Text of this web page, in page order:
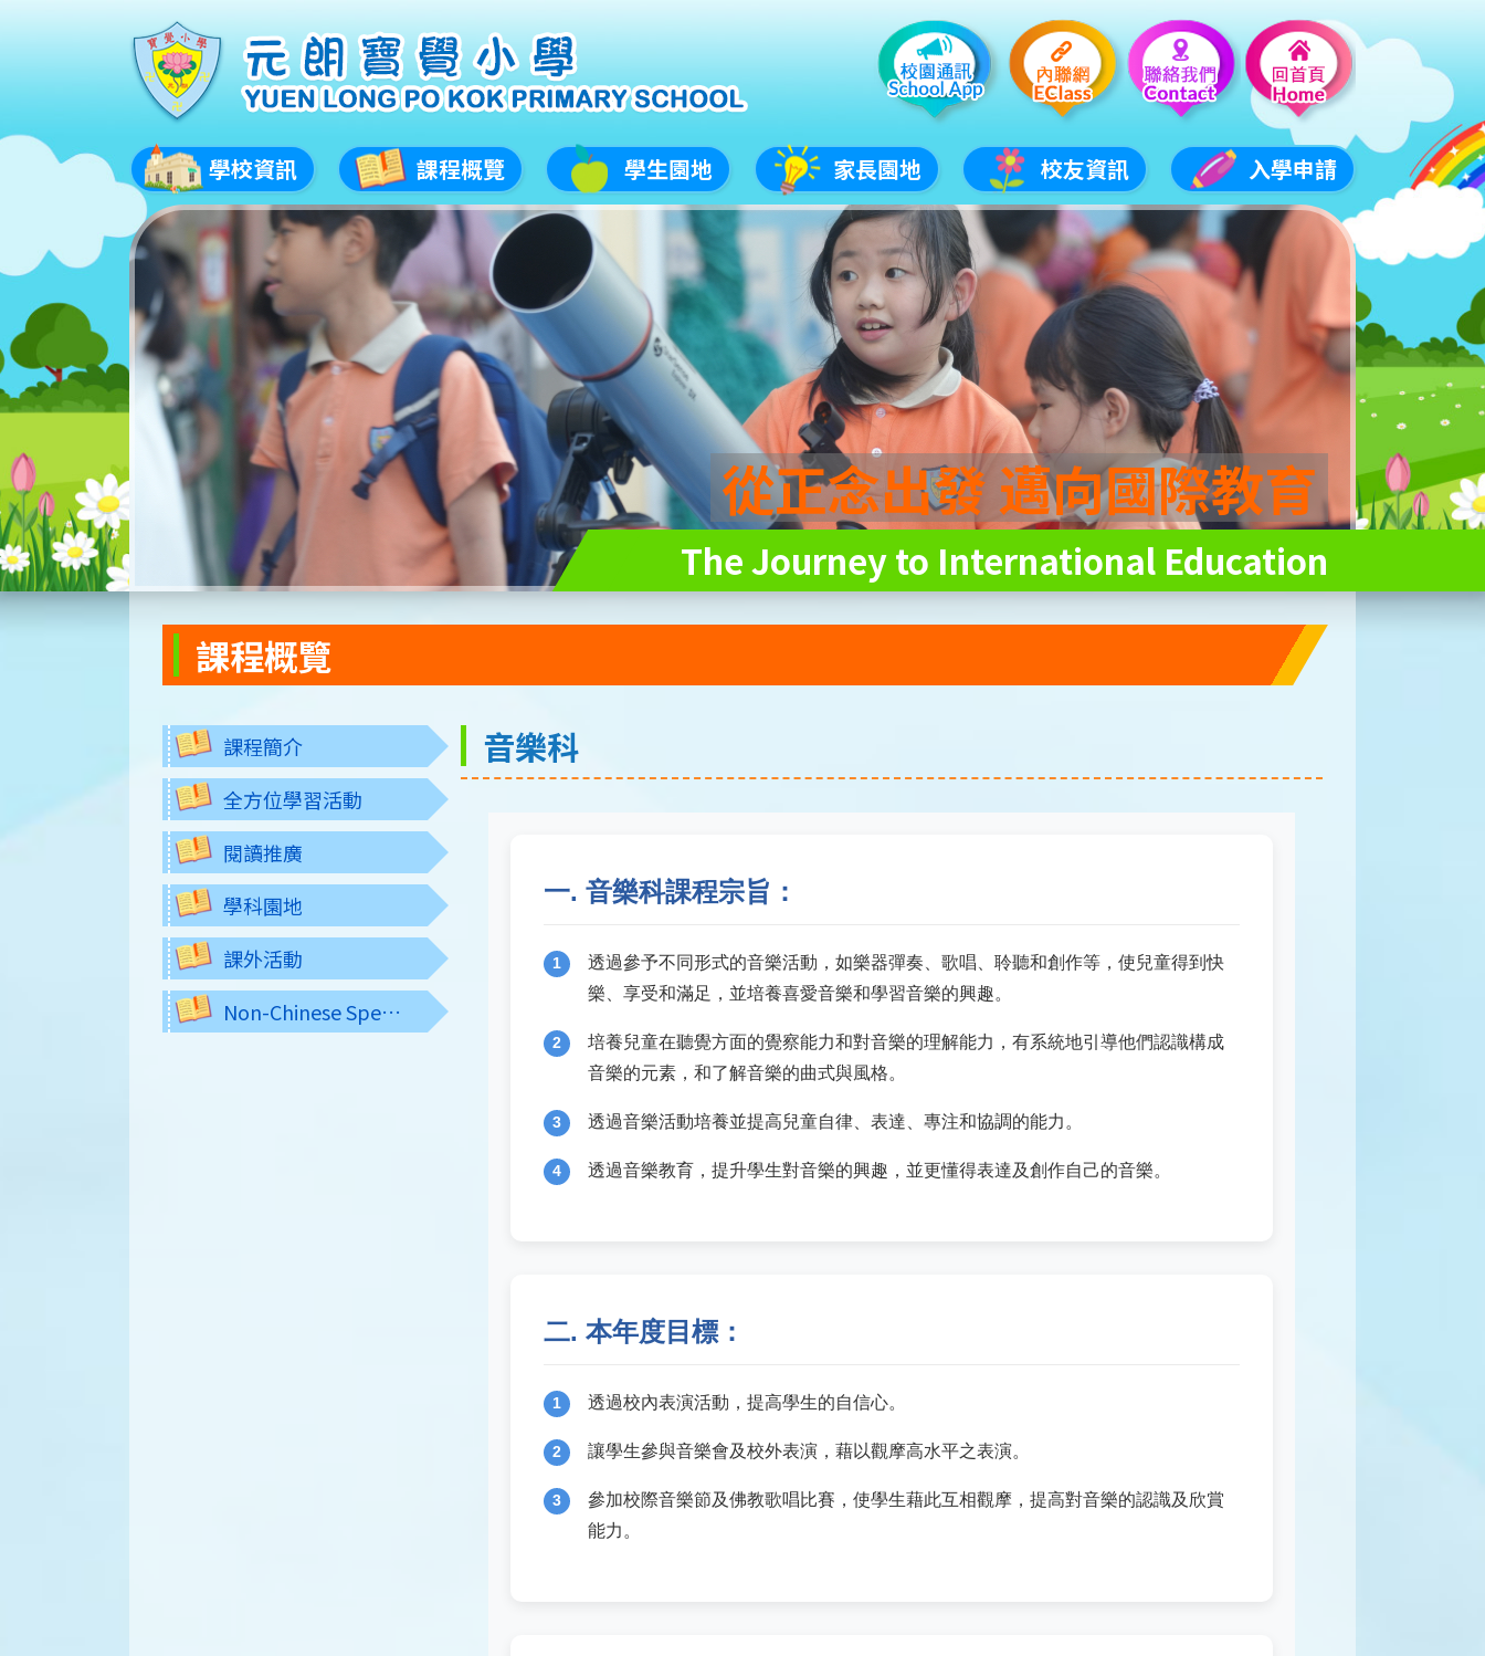
學校資訊 課程概覽 學生園地 家長園地 校友資訊 入學申請
從正念出發 邁向國際教育
The Journey to International Education
課程概覽
課程簡介
全方位學習活動
閱讀推廣
學科園地
課外活動
Non-Chinese Speaking Students
音樂科
一. 音樂科課程宗旨：
1
透過參予不同形式的音樂活動，如樂器彈奏、歌唱、聆聽和創作等，使兒童得到快
樂、享受和滿足，並培養喜愛音樂和學習音樂的興趣。
2
培養兒童在聽覺方面的覺察能力和對音樂的理解能力，有系統地引導他們認識構成
音樂的元素，和了解音樂的曲式與風格。
3 透過音樂活動培養並提高兒童自律、表達、專注和協調的能力。
4 透過音樂教育，提升學生對音樂的興趣，並更懂得表達及創作自己的音樂。
二. 本年度目標：
1 透過校內表演活動，提高學生的自信心。
2 讓學生參與音樂會及校外表演，藉以觀摩高水平之表演。
3
參加校際音樂節及佛教歌唱比賽，使學生藉此互相觀摩，提高對音樂的認識及欣賞
能力。